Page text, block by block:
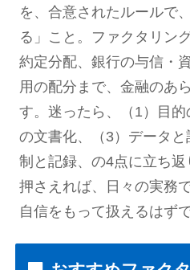
を、合意されたルールで
る」こと。ファクタリン
約定分配、銀行の与信・
用の配分まで、金融のあ
す。迷ったら、（1）目
の文書化、（3）データ
制と記録、の4点に立ち
押さえれば、日々の実務
自信をもって扱えるはずで